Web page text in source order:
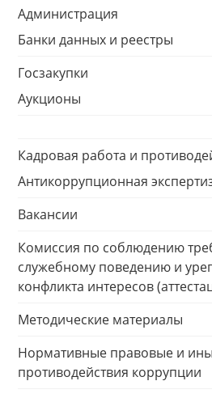
Администрация
Банки данных и реестры
Госзакупки
Аукционы
Кадровая работа и
Антикоррупционная
Вакансии
Комиссия по соблюдению
служебному поведению и
конфликта интересов
Методические материалы
Нормативные правовые и
противодействия коррупции